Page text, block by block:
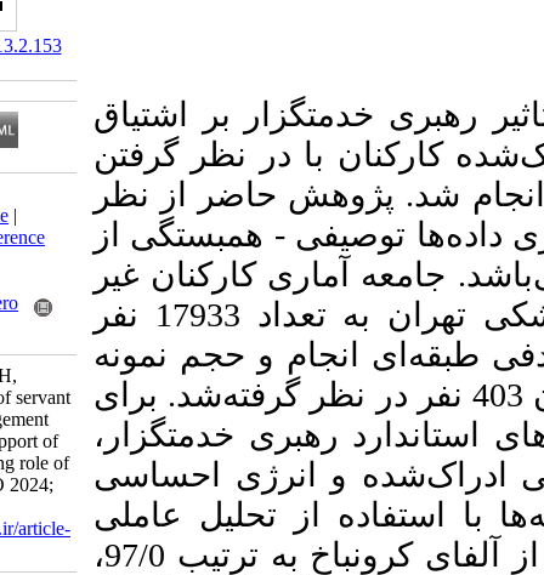
بر اشتیاق
با در نظر گرفتن
حاضر از نظر
- همبستگی از
کارکنان غیر
هیئت‌علمی دانشگاه علوم پزشکی تهران به تعداد 17933 نفر
و حجم نمونه
کوکران 403 نفر در نظر گرفته‌شد. برای
رهبری خدمتگزار،
و انرژی احساسی
از تحلیل عاملی
تاییدی و پایایی آنها با استفاده از آلفای کرونباخ به ترتیب 97/0،
‎ 10.61186/meo.13.2.153
Download citation:
BibTeX
RIS | EndNote |
Medlars
ProCite |Reference
RefWorks
Send citation to:
Mendeley
Zotero
Eslami M, Ghalavandi H,
Hassani M. The effect of servant
leadership on job engagement
and perceived social support of
employees: the mediating role of
emotional energy. MEO 2024;
URL:http://journalieaa.ir/article-
1-723-fa.html